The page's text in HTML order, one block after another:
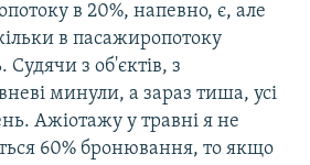
в 20%, напевно, є, але
в пасажиропотоку
Судячи з об'єктів, з
минули, а зараз тиша, усі
Ажіотажу у травні я не
60% бронювання, то якщо